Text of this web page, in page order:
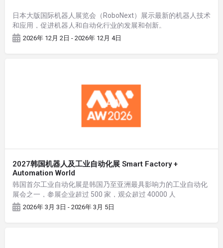
日本大版国际机器人展览会（RoboNext）展示最新的机器人技术
和应用，促进机器人和自动化行业的发展和创新。
2026年 12月 2日 - 2026年 12月 4日
2027韩国机器人及工业自动化展 Smart Factory +
Automation World
韩国首尔工业自动化展是韩国乃至亚洲最具影响力的工业自动化
展会之一，参展企业超过 500 家，观众超过 40000 人
2026年 3月 3日 - 2026年 3月 5日